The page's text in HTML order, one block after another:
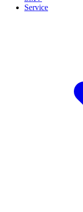
Service